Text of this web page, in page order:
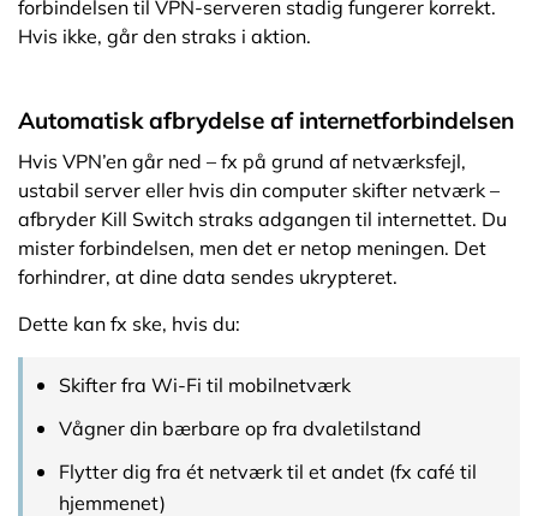
forbindelsen til VPN-serveren stadig fungerer korrekt.
Hvis ikke, går den straks i aktion.
Automatisk afbrydelse af internetforbindelsen
Hvis VPN’en går ned – fx på grund af netværksfejl,
ustabil server eller hvis din computer skifter netværk –
afbryder Kill Switch straks adgangen til internettet. Du
mister forbindelsen, men det er netop meningen. Det
forhindrer, at dine data sendes ukrypteret.
Dette kan fx ske, hvis du:
Skifter fra Wi-Fi til mobilnetværk
Vågner din bærbare op fra dvaletilstand
Flytter dig fra ét netværk til et andet (fx café til
hjemmenet)